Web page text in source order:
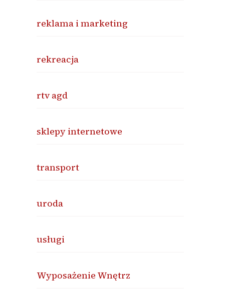
reklama i marketing
rekreacja
rtv agd
sklepy internetowe
transport
uroda
usługi
Wyposażenie Wnętrz